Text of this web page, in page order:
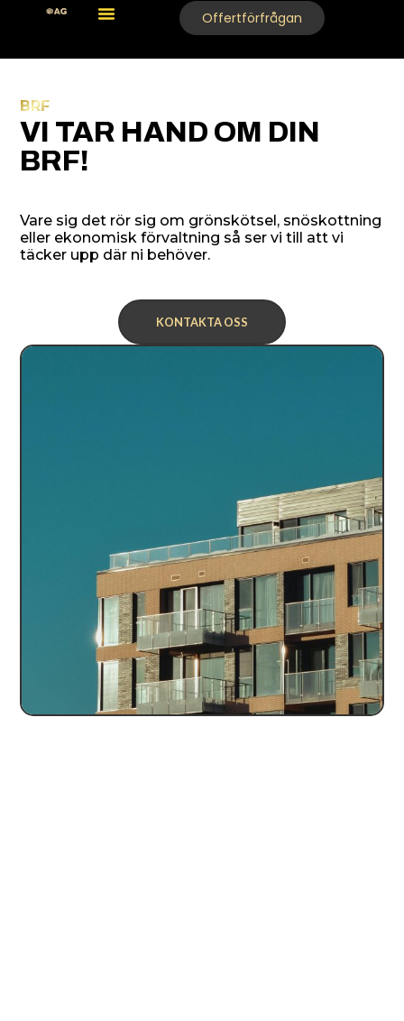
Offertförfrågan
BRF
VI TAR HAND OM DIN
BRF!
Vare sig det rör sig om grönskötsel, snöskottning
eller ekonomisk förvaltning så ser vi till att vi
täcker upp där ni behöver.
KONTAKTA OSS